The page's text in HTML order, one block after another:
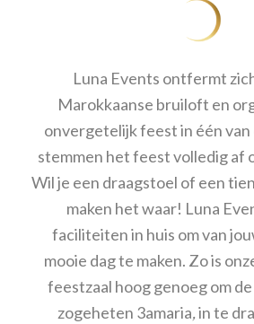
Luna Events ontfermt
Marokkaanse bruiloft en
onvergetelijk feest in één van
stemmen het feest volledig af
Wil je een draagstoel of een
maken het waar! Luna
faciliteiten in huis om van
mooie dag te maken. Zo is
feestzaal hoog genoeg om
zogeheten 3amaria,in te